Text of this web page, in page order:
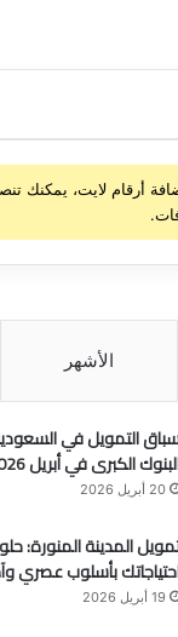
أرقام لايت، يمكنك
الأشهر
التمويل في
الكبرى في أبريل 2026
20 أبريل 2026
المدينة المنورة:
بأسلوب عصري
19 أبريل 2026